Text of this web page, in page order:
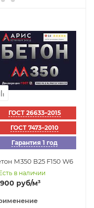
ГОСТ 26633–2015
ГОСТ 7473–2010
Гарантия 1 год
М350 В25 F150 W6
в наличии
руб/м³